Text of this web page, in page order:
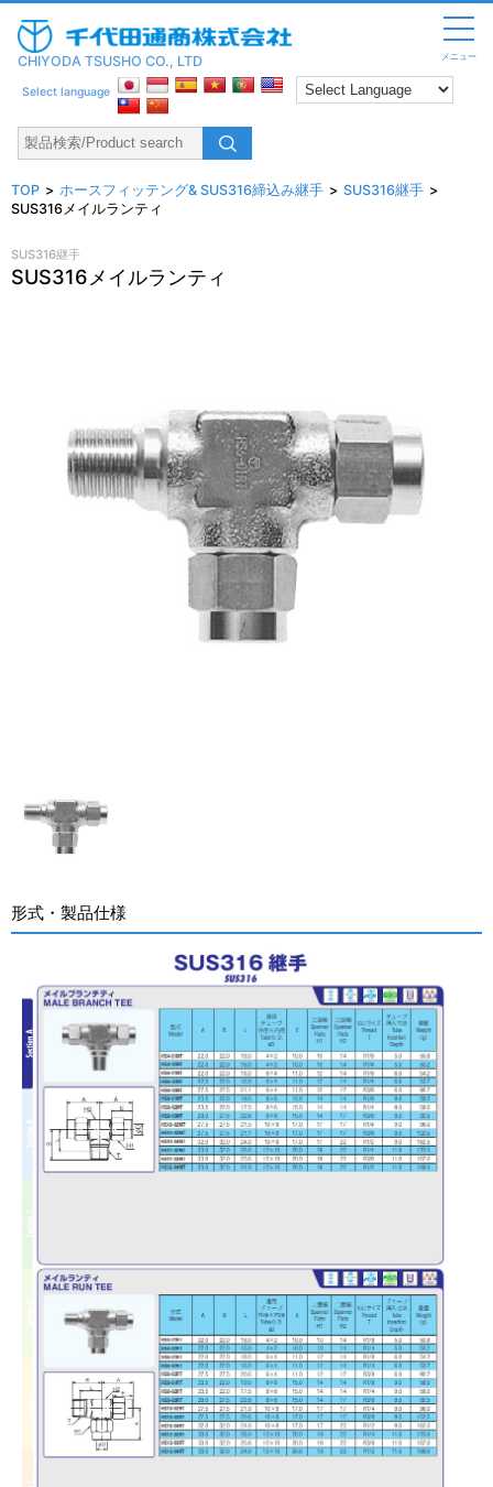
メニュー
CHIYODA TSUSHO CO., LTD
Select language
TOP ホースフィッテング& SUS316締込み継手
SUS316継手
SUS316メイルランティ
SUS316継手
SUS316メイルランティ
形式・製品仕様